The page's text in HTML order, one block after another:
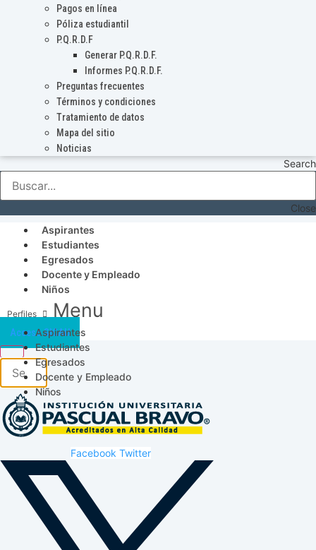
Pagos en línea
Póliza estudiantil
P.Q.R.D.F
Generar P.Q.R.D.F.
Informes P.Q.R.D.F.
Preguntas frecuentes
Términos y condiciones
Tratamiento de datos
Mapa del sitio
Noticias
Search
Close
Aspirantes
Estudiantes
Egresados
Docente y Empleado
Niños
Menu
Aspirantes
Estudiantes
Egresados
Docente y Empleado
Niños
Acceso SICAU
Facebook Twitter